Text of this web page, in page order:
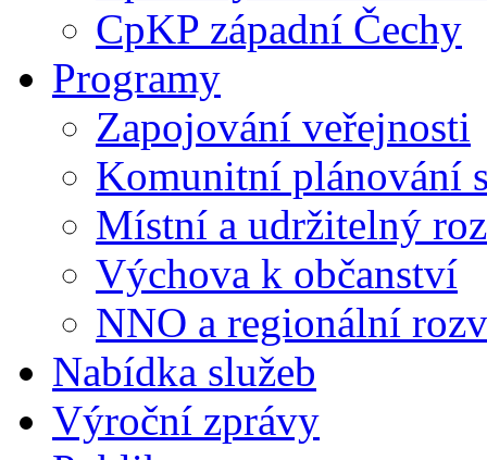
CpKP západní Čechy
Programy
Zapojování veřejnosti
Komunitní plánování
Místní a udržitelný
Výchova k občanství
NNO a regionální
Nabídka služeb
Výroční zprávy